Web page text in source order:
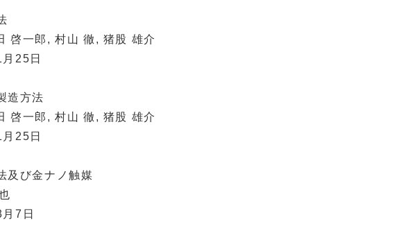
啓一郎, 村山 徹, 猪股 雄介
25日
造方法
啓一郎, 村山 徹, 猪股 雄介
25日
及び金ナノ触媒
7日